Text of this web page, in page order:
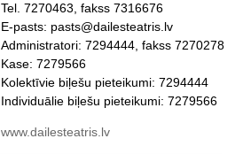
Tel. 7270463, fakss 7316676
E-pasts: pasts@dailesteatris.lv
Administratori: 7294444, fakss 7270278
Kase: 7279566
Kolektīvie biļešu pieteikumi: 7294444
Individuālie biļešu pieteikumi: 7279566
www.dailesteatris.lv